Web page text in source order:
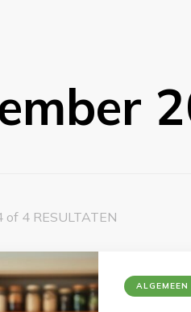
of 4 RESULTATEN
ALGEMEEN